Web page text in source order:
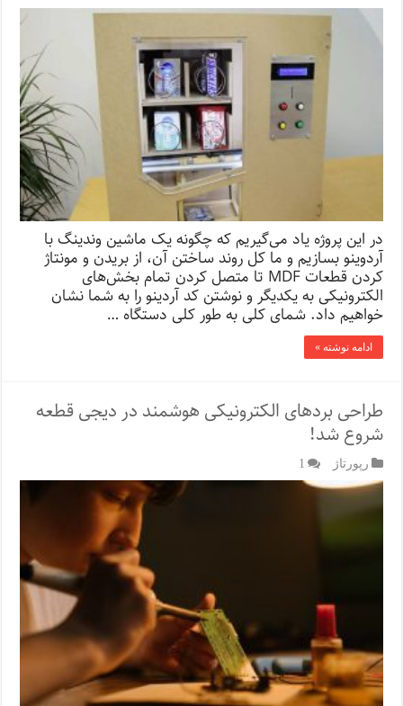
در این پروژه یاد می‌­گیریم که چگونه یک ماشین وندینگ با
آردوینو بسازیم و ما کل روند ساختن آن، از بریدن و مونتاژ
کردن قطعات MDF تا متصل کردن تمام بخش‌های
الکترونیکی به یکدیگر و نوشتن کد آردینو را به شما نشان
خواهیم داد. شمای کلی به طور کلی دستگاه …
ادامه نوشته »
طراحی بردهای الکترونیکی هوشمند در دیجی قطعه
شروع شد!
رپورتاژ‌ 1